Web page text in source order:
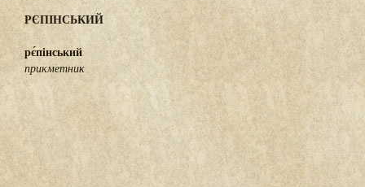
РЄПІНСЬКИЙ
рє́пінський
прикметник